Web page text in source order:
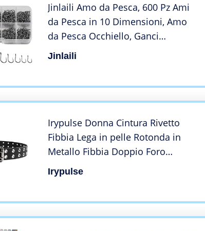
Jinlaili Amo da Pesca, 600 Pz Ami
da Pesca in 10 Dimensioni, Amo
da Pesca Occhiello, Ganci
Spinato, Ami da Pesca in Acciaio
Jinlaili
Irypulse Donna Cintura Rivetto
Fibbia Lega in pelle Rotonda in
Metallo Fibbia Doppio Foro
Cinghie Moda Occhielli
Decorazione Funzionale PU
Irypulse